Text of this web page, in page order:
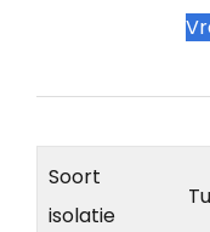
Soort
isolatie